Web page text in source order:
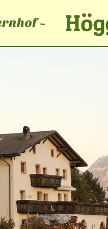
~